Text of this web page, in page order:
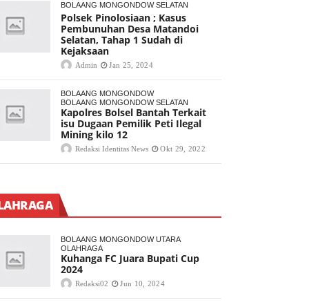
BOLAANG MONGONDOW SELATAN
Polsek Pinolosiaan ; Kasus
Pembunuhan Desa Matandoi
Selatan, Tahap 1 Sudah di
Kejaksaan
Admin Jan 25, 2024
BOLAANG MONGONDOW
BOLAANG MONGONDOW SELATAN
Kapolres Bolsel Bantah Terkait
isu Dugaan Pemilik Peti Ilegal
Mining kilo 12
Redaksi Identitas News Okt 29, 2022
BOLAANG MONGONDOW UTARA
OLAHRAGA
Kuhanga FC Juara Bupati Cup
2024
Redaksi02 Jun 10, 2024